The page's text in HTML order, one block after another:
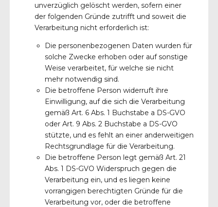
unverzüglich gelöscht werden, sofern einer
der folgenden Gründe zutrifft und soweit die
Verarbeitung nicht erforderlich ist:
Die personenbezogenen Daten wurden für
solche Zwecke erhoben oder auf sonstige
Weise verarbeitet, für welche sie nicht
mehr notwendig sind.
Die betroffene Person widerruft ihre
Einwilligung, auf die sich die Verarbeitung
gemäß Art. 6 Abs. 1 Buchstabe a DS-GVO
oder Art. 9 Abs. 2 Buchstabe a DS-GVO
stützte, und es fehlt an einer anderweitigen
Rechtsgrundlage für die Verarbeitung.
Die betroffene Person legt gemäß Art. 21
Abs. 1 DS-GVO Widerspruch gegen die
Verarbeitung ein, und es liegen keine
vorrangigen berechtigten Gründe für die
Verarbeitung vor, oder die betroffene